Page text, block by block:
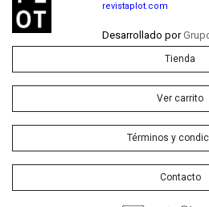
revistaplot.com
Desarrollado por
Tienda
Ver carrito
Términos y
Contacto